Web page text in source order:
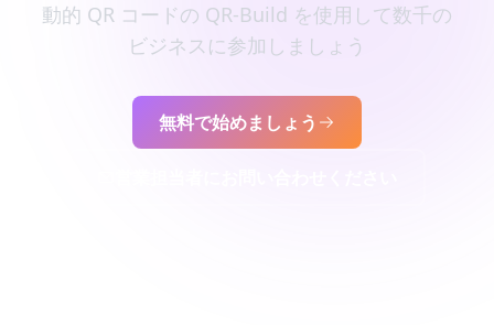
動的 QR コードの QR-Build を使用して数千の
ビジネスに参加しましょう
無料で始めましょう